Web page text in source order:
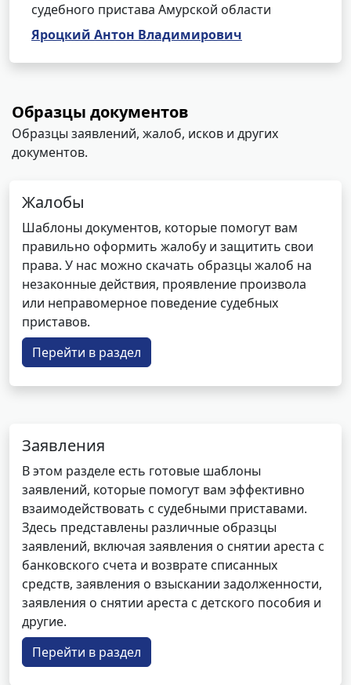
судебного пристава Амурской области
Яроцкий Антон Владимирович
Образцы документов
Образцы заявлений, жалоб, исков и других
документов.
Жалобы
Шаблоны документов, которые помогут вам
правильно оформить жалобу и защитить свои
права. У нас можно скачать образцы жалоб на
незаконные действия, проявление произвола
или неправомерное поведение судебных
приставов.
Перейти в раздел
Заявления
В этом разделе есть готовые шаблоны
заявлений, которые помогут вам эффективно
взаимодействовать с судебными приставами.
Здесь представлены различные образцы
заявлений, включая заявления о снятии ареста с
банковского счета и возврате списанных
средств, заявления о взыскании задолженности,
заявления о снятии ареста с детского пособия и
другие.
Перейти в раздел